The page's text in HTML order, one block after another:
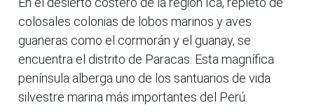
colosales colonias de lobos marinos y aves
guaneras como el cormorán y el guanay, se
encuentra el distrito de Paracas. Esta magnífica
península alberga uno de los santuarios de vida
silvestre marina más importantes del Perú.